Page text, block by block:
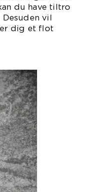
du have tiltro
vil
dig et flot